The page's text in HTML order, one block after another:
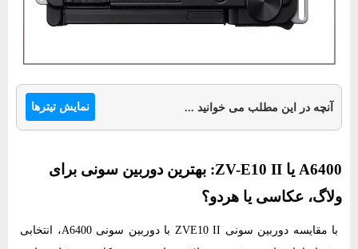
آنچه در این مطلب می خوانید ... نمایش تیترها
A6400 یا ZV-E10 II: بهترین دوربین سونی برای
ولاگ، عکاسی یا هردو؟
با مقایسه دوربین سونی ZVE10 II با دوربین سونی A6400
، انتخابی